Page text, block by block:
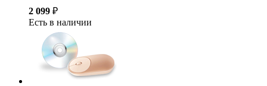
2 099 ₽
Есть в наличии